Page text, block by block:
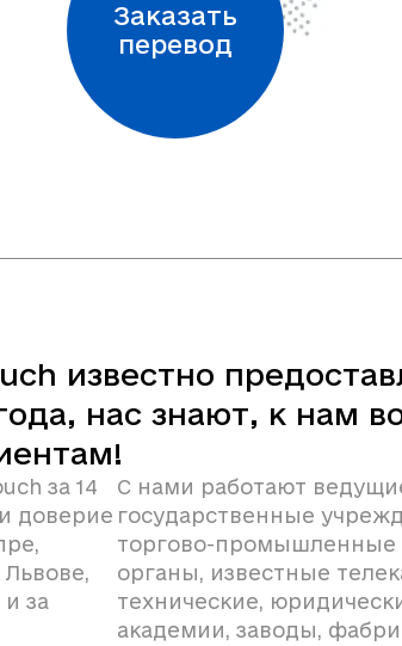
Заказать
перевод
известно
нас знают, к нам
за 14
доверие
за
С нами работают
государственные
торгово-промышленные
органы, известные
технические,
академии, заводы,